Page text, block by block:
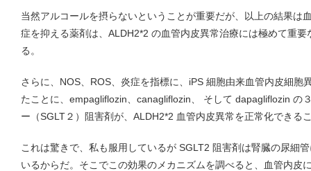
当然アルコールを摂らないということが重要だが、以上の結果は
症を抑える薬剤は、ALDH2*2 の血管内皮異常治療には極めて重
る。
さらに、NOS、ROS、炎症を指標に、iPS 細胞由来血管内皮細胞
たことに、empagliflozin、canagliflozin、 そして dapagliflozin の
ー（SGLT２）阻害剤が、ALDH2*2 血管内皮異常を正常化できる
これは驚きで、私も服用しているが SGLT2 阻害剤は腎臓の尿細
いるからだ。そこでこの効果のメカニズムを調べると、血管内皮